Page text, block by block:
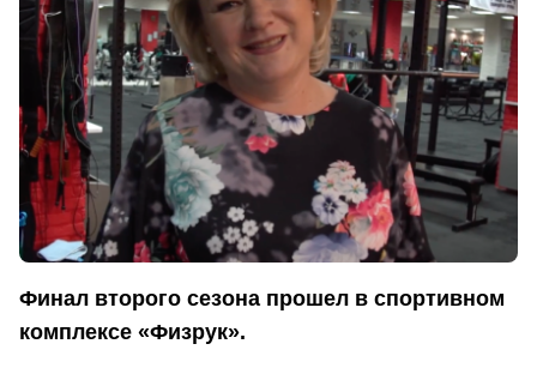
Финал второго сезона прошел в спортивном
комплексе «Физрук».